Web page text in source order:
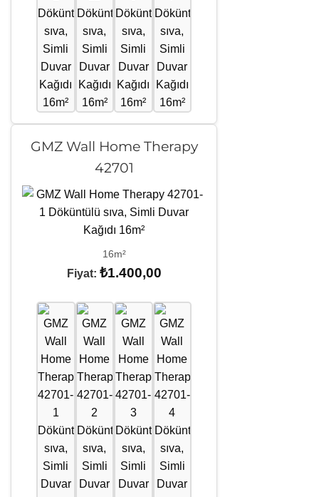
GMZ Wall Home Therapy
42701
16m²
Fiyat: ₺1.400,00